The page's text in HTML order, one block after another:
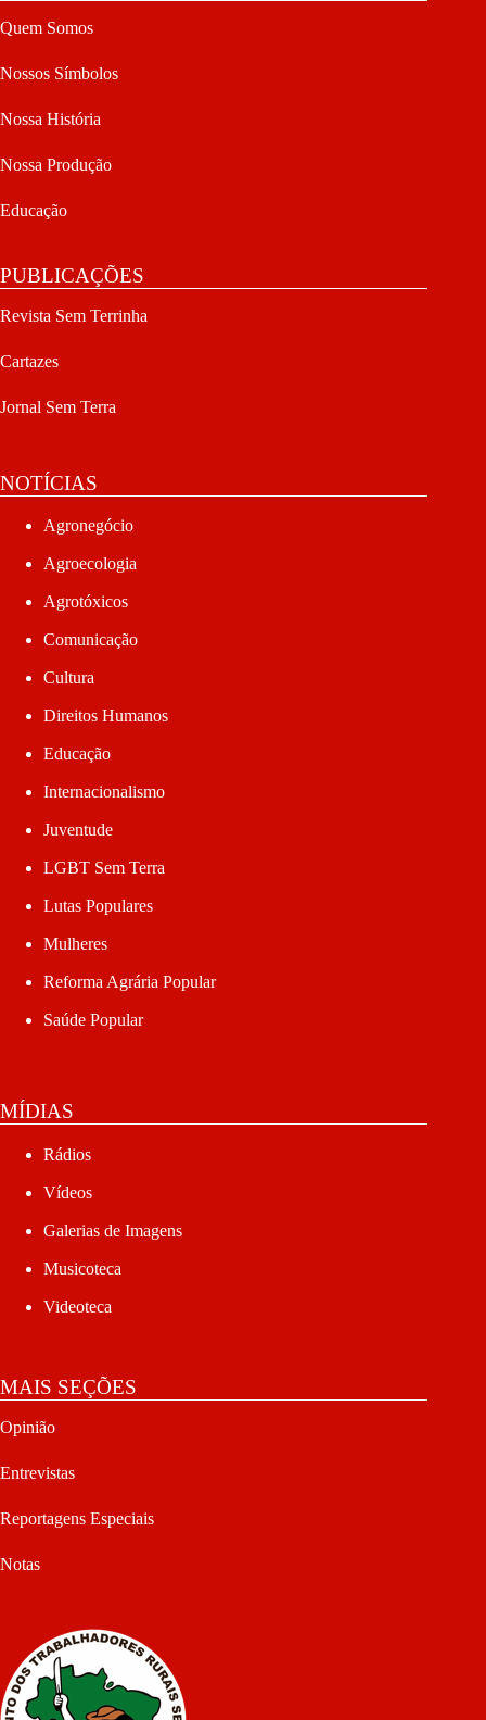
Quem Somos
Nossos Símbolos
Nossa História
Nossa Produção
Educação
PUBLICAÇÕES
Revista Sem Terrinha
Cartazes
Jornal Sem Terra
NOTÍCIAS
Agronegócio
Agroecologia
Agrotóxicos
Comunicação
Cultura
Direitos Humanos
Educação
Internacionalismo
Juventude
LGBT Sem Terra
Lutas Populares
Mulheres
Reforma Agrária Popular
Saúde Popular
MÍDIAS
Rádios
Vídeos
Galerias de Imagens
Musicoteca
Videoteca
MAIS SEÇÕES
Opinião
Entrevistas
Reportagens Especiais
Notas